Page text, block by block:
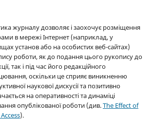
журналу дозволяє і заохочує розміщення
в мережі Інтернет (наприклад, у
установ або на особистих веб-сайтах)
роботи, як до подання цього рукопису до
так і під час його редакційного
оскільки це сприяє виникненню
наукової дискусії та позитивно
на оперативності та динаміці
опублікованої роботи (див.The Effect of
).